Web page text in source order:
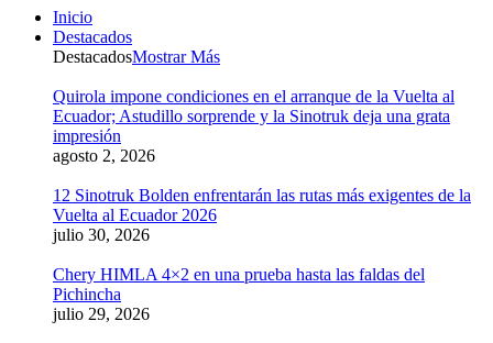
Inicio
Destacados
DestacadosMostrar Más
Quirola impone condiciones en el arranque de la Vuelta al
Ecuador; Astudillo sorprende y la Sinotruk deja una grata
impresión
agosto 2, 2026
12 Sinotruk Bolden enfrentarán las rutas más exigentes de la
Vuelta al Ecuador 2026
julio 30, 2026
Chery HIMLA 4×2 en una prueba hasta las faldas del
Pichincha
julio 29, 2026